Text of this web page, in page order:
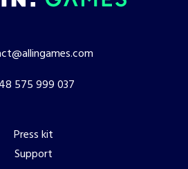
575 999 037
Press kit
Support